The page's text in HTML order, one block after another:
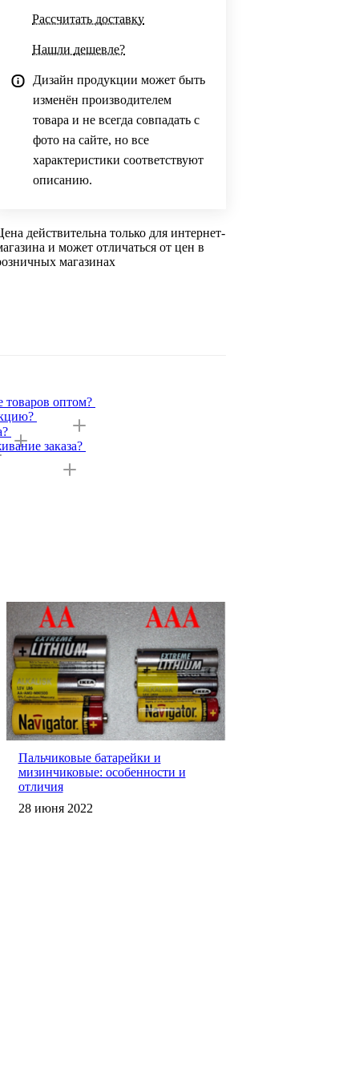
Рассчитать доставку
Нашли дешевле?
Дизайн продукции может быть
изменён производителем
товара и не всегда совпадать с
фото на сайте, но все
характеристики соответствуют
описанию.
действительна только для интернет-
и может отличаться от цен в
магазинах
товаров оптом?
заказа?
Пальчиковые батарейки и
мизинчиковые: особенности и
отличия
28 июня 2022